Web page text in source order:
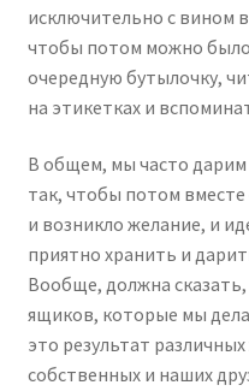
исключительно с вином
чтобы потом можно
очередную бутылочку,
на этикетках и
В общем, мы часто дарим
так, чтобы потом вместе
и возникло желание, и
приятно хранить и
Вообще, должна
ящиков, которые мы
это результат
собственных и наших